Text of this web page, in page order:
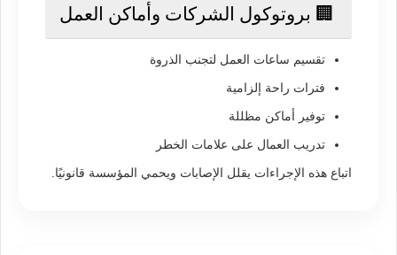
🏢 بروتوكول الشركات وأماكن العمل
تقسيم ساعات العمل لتجنب الذروة
فترات راحة إلزامية
توفير أماكن مظللة
تدريب العمال على علامات الخطر
اتباع هذه الإجراءات يقلل الإصابات ويحمي المؤسسة قانونيًا.